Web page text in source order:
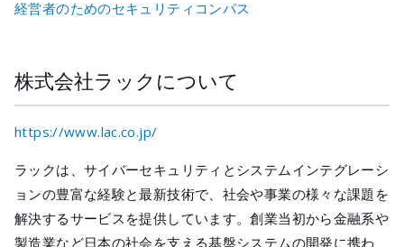
経営者のためのセキュリティコンパス
株式会社ラックについて
https://www.lac.co.jp/
ラックは、サイバーセキュリティとシステムインテグレーシ
ョンの豊富な経験と最新技術で、社会や事業の様々な課題を
解決するサービスを提供しています。創業当初から金融系や
製造業など日本の社会を支える基盤システムの開発に携わ